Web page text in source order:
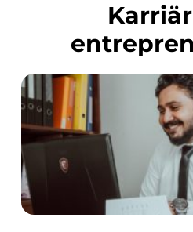
Karriär och